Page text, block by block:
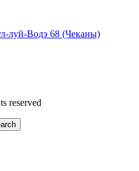
луй-Водэ 68 (Чеканы)
reserved